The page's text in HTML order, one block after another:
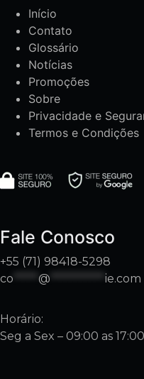
Início
Contato
Glossário
Notícias
Promoções
Sobre
Privacidade e
Termos e Condições
Fale Conosco
+55 (71) 98418-5298
co
@ ie.com
Horário:
Seg a Sex – 09:00 as 17:00